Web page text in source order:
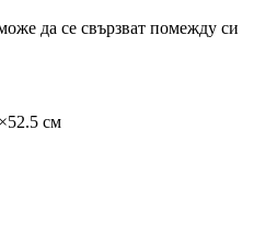
да се свързват помежду си
см